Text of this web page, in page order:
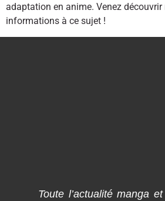
adaptation en anime. Venez découvrir
informations à ce sujet !
Toute l’actualité manga